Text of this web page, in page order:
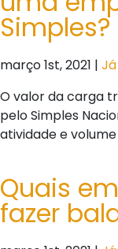
Simples?
março 1st, 2021 |
O valor da carga
pelo Simples
atividade e
Quais
fazer